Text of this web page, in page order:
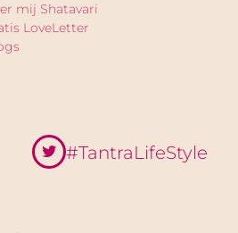
mij Shatavari
LoveLetter
#TantraLifeStyle